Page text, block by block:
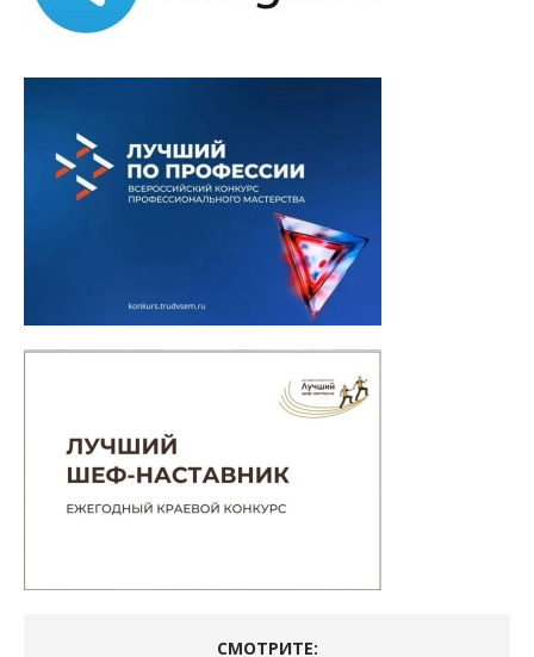
СМОТРИТЕ: